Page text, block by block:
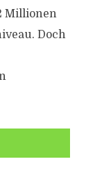
Millionen
Doch